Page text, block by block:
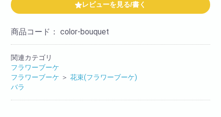
レビューを見る/書く
商品コード：color-bouquet
関連カテゴリ
フラワーブーケ
フラワーブーケ ＞ 花束(フラワーブーケ)
バラ